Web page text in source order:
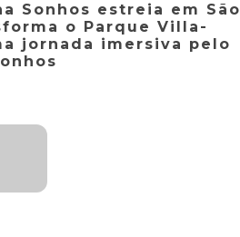
Sonhos estreia em São
o Parque Villa-
jornada imersiva pelo